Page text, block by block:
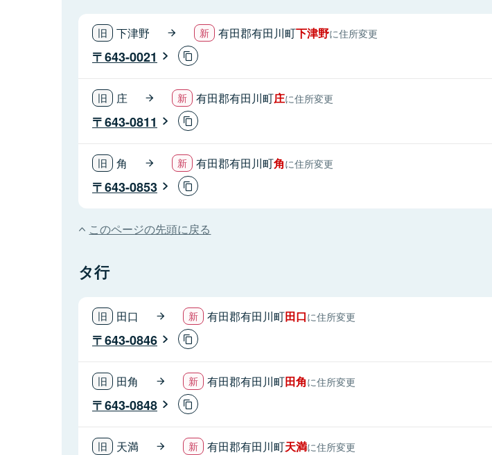
下津野 有田郡有田川町下津野に住所変更
643-0021
庄 有田郡有田川町庄に住所変更
643-0811
角 有田郡有田川町角に住所変更
643-0853
このページの先頭に戻る
タ行
田口 有田郡有田川町田口に住所変更
643-0846
田角 有田郡有田川町田角に住所変更
643-0848
天満 有田郡有田川町天満に住所変更